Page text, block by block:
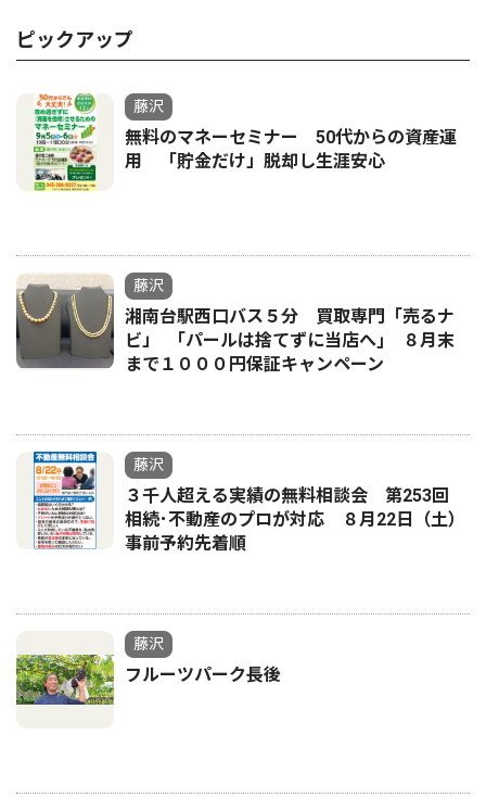
ピックアップ
藤沢
無料のマネーセミナー 50代からの資産運
用 「貯金だけ」脱却し生涯安心
藤沢
湘南台駅西口バス５分 買取専門「売るナ
ビ」 ｢パールは捨てずに当店へ｣ ８月末
まで１０００円保証キャンペーン
藤沢
３千人超える実績の無料相談会 第253回
相続･不動産のプロが対応 ８月22日（土）
事前予約先着順
藤沢
フルーツパーク長後